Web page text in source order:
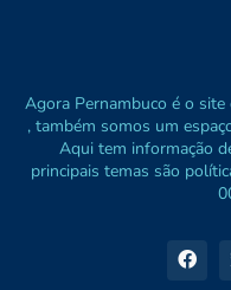
Agora Pernambuco é o
, também somos um
Aqui tem informação
principais temas são